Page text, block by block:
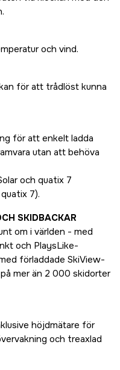
och vind.
för att trådlöst kunna
för att enkelt ladda
utan att behöva
och quatix 7
7).
SKIDBACKAR
om i världen - med
och PlaysLike-
förladdade SkiView-
mer än 2 000 skidorter
höjdmätare för
och treaxlad